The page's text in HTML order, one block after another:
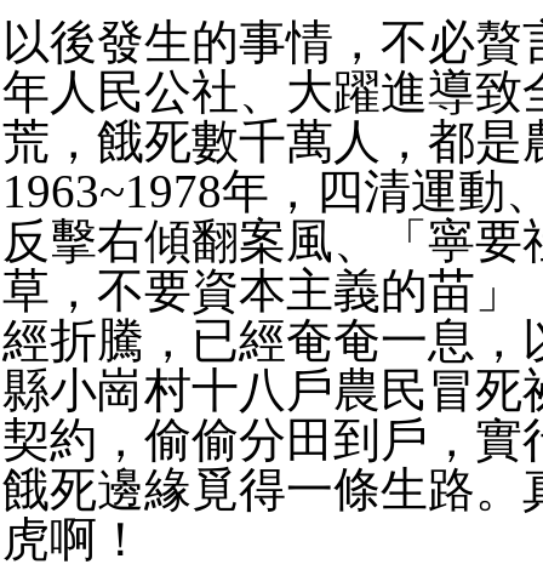
以後發生的事情，不必贅
年人民公社、大躍進導致
荒，餓死數千萬人，都是
1963~1978年，四清運動
反擊右傾翻案風、「寧要
草，不要資本主義的苗」
經折騰，已經奄奄一息，
縣小崗村十八戶農民冒死
契約，偷偷分田到戶，實
餓死邊緣覓得一條生路。
虎啊！